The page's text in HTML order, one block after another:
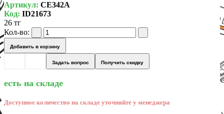
Артикул: CE342A
Код: ID21673
26 тг
Кол-во:
Добавить в корзину
Задать вопрос Получить скидку
есть на складе
Доступное количество на складе уточняйте у менеджера